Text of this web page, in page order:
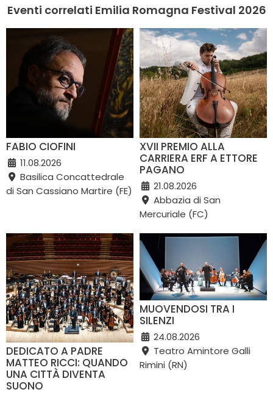
Eventi correlati Emilia Romagna Festival 2026
FABIO CIOFINI
11.08.2026
Basilica Concattedrale
di San Cassiano Martire (FE)
XVII PREMIO ALLA
CARRIERA ERF A ETTORE
PAGANO
21.08.2026
Abbazia di San
Mercuriale (FC)
DEDICATO A PADRE
MATTEO RICCI: QUANDO
UNA CITTÀ DIVENTA
SUONO
MUOVENDOSI TRA I
SILENZI
24.08.2026
Teatro Amintore Galli
Rimini (RN)